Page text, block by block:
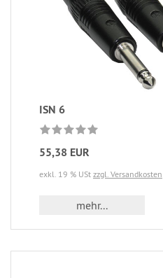
ISN 6
55,38 EUR
exkl. 19 % USt zzgl. Versandkosten
mehr...